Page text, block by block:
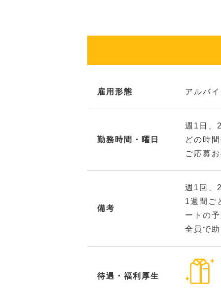
雇用形態 アルバ
勤務時間・曜日
週1日、
どの時
ご応募
備考
週1回、
1週間ご
ートの
全員で
待遇・福利厚生